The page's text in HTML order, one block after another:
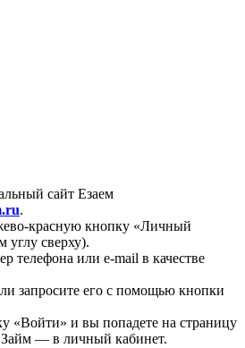
сайт Езаем
.
красную кнопку «Личный
углу сверху).
телефона или e-mail в качестве
запросите его с помощью кнопки
«Войти» и вы попадете на страницу
Займ — в личный кабинет.